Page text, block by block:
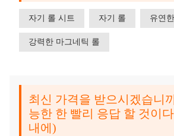
자기 롤 시트 자기 롤 유연
강력한 마그네틱 롤
최신 가격을 받으시겠습니
능한 한 빨리 응답 할 것이다
내에)